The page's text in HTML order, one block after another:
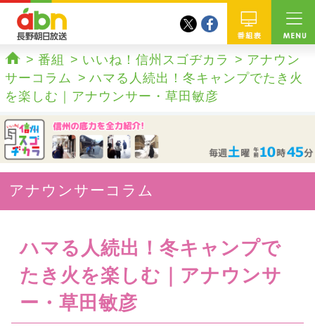
番組
twitterfacebook
ホーム
番組 いいね！信州スゴヂカラ
アナウン
サーコラム
ハマる人続出！冬キャンプでたき火
を楽しむ｜アナウンサー・草田敏彦
アナウンサーコラム
ハマる人続出！冬キャンプで
たき火を楽しむ｜アナウンサ
ー・草田敏彦